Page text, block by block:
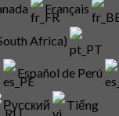
Français
Africa)
Español de Perú
Русский Tiếng